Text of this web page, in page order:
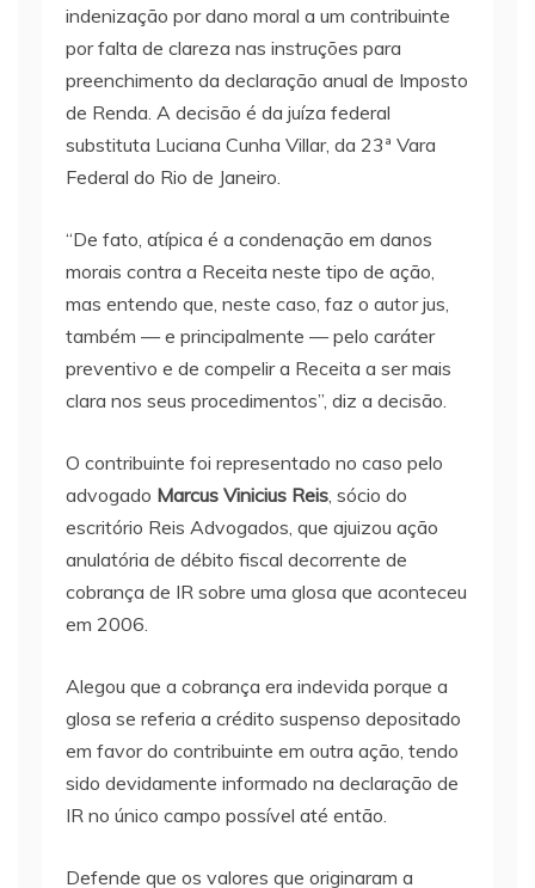
indenização por dano moral a um contribuinte
por falta de clareza nas instruções para
preenchimento da declaração anual de Imposto
de Renda. A decisão é da juíza federal
substituta Luciana Cunha Villar, da 23ª Vara
Federal do Rio de Janeiro.
“De fato, atípica é a condenação em danos
morais contra a Receita neste tipo de ação,
mas entendo que, neste caso, faz o autor jus,
também — e principalmente — pelo caráter
preventivo e de compelir a Receita a ser mais
clara nos seus procedimentos”, diz a decisão.
O contribuinte foi representado no caso pelo
advogado Marcus Vinicius Reis, sócio do
escritório Reis Advogados, que ajuizou ação
anulatória de débito fiscal decorrente de
cobrança de IR sobre uma glosa que aconteceu
em 2006.
Alegou que a cobrança era indevida porque a
glosa se referia a crédito suspenso depositado
em favor do contribuinte em outra ação, tendo
sido devidamente informado na declaração de
IR no único campo possível até então.
Defende que os valores que originaram a